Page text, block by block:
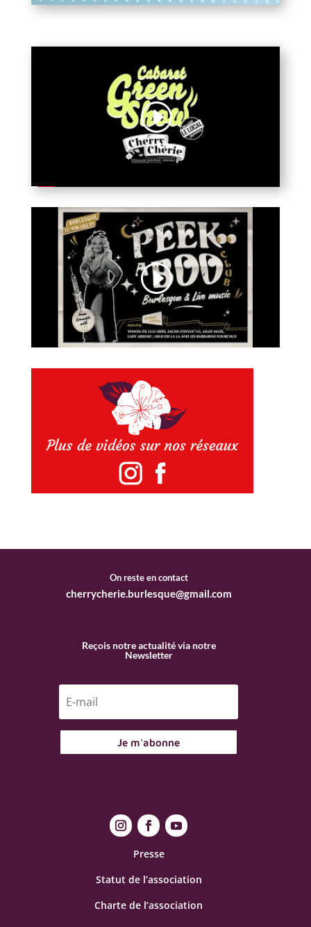
On reste en contact
cherrycherie.burlesque@gmail.com
Reçois notre actualité via notre
Newsletter
Je m'abonne
Presse
Statut de l’association
Charte de l’association